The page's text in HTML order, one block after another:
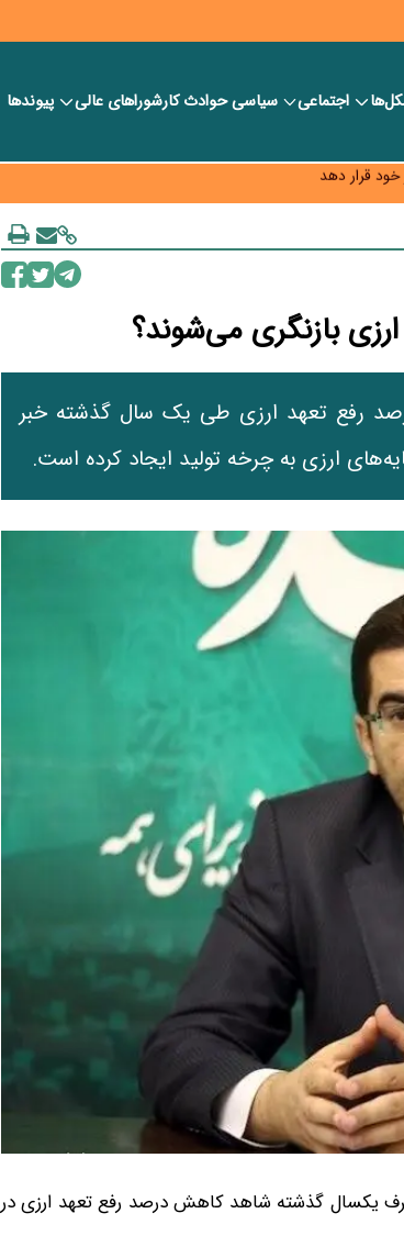
اجتماعی سیاسیحوادث کارشورا‎های عالی پیوندها
بازار کند
قرار دهد
بازنگری می‌شوند؟
رفع تعهد ارزی طی یک سال گذشته خبر
ارزی به چرخه تولید ایجاد کرده است.
یکسال گذشته شاهد کاهش درصد رفع تعهد ارزی در